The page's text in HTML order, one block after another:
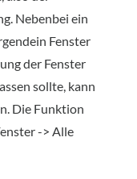
Nebenbei ein
Fenster
der Fenster
sollte, kann
Die Funktion
-> Alle